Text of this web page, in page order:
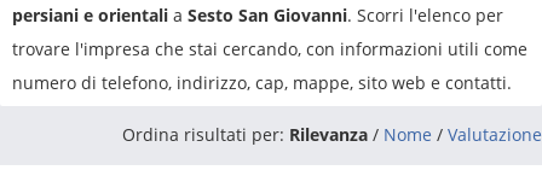
persiani e orientali a Sesto San Giovanni. Scorri l'elenco per
trovare l'impresa che stai cercando, con informazioni utili come
numero di telefono, indirizzo, cap, mappe, sito web e contatti.
Ordina risultati per: Rilevanza / Nome / Valutazione